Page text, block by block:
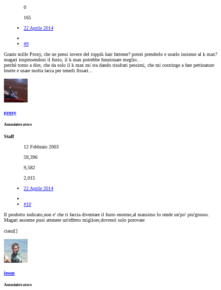
0
165
22 Aprile 2014
#9
Grazie mille Proxy, che ne pensi invece del toppik hair fattener? potrei prenderlo e usarlo insieme al k max?
magari inspessendosi il fusto, il k max potrebbe funzionare meglio...
perchè torno a dire, che da solo il k max mi sta dando risultati pessimi, che mi costringe a fare pettinature
brutte e usare molta lacca per tenerli fissati...
proxy
Amministratore
Staff
12 Febbraio 2003
59,396
9,582
2,015
22 Aprile 2014
#10
Il prodotto indicato,non e' che ti faccia diventare il fusto enorme,al massimo lo rende un'po' piu'grosso.
Magari assieme puoi attenere un'effetto migliore,dovresti solo porovare
ciauz[]
ieson
Amministratore